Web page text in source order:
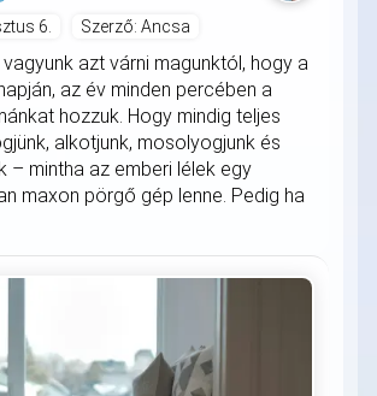
6. Szerző: Ancsa
azt várni magunktól, hogy a
az év minden percében a
hozzuk. Hogy mindig teljes
alkotjunk, mosolyogjunk és
– mintha az emberi lélek egy
maxon pörgő gép lenne. Pedig ha